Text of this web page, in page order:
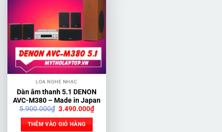
LOA NGHE NHẠC
Dàn âm thanh 5.1 DENON
AVC-M380 – Made in Japan
5.900.000₫ Giá
là:
5.900.000₫.
3.490.000₫Giá
hiện
THÊM VÀO GIỎ HÀNG